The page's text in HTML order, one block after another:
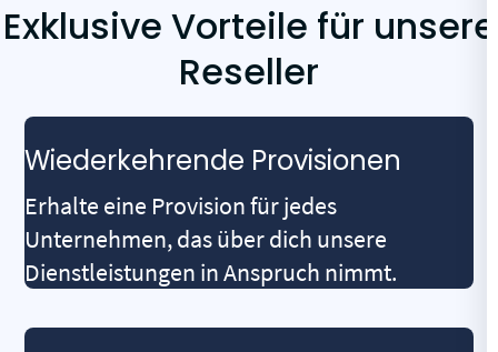
Exklusive Vorteile für unsere
Reseller
Wiederkehrende Provisionen
Erhalte eine Provision für jedes
Unternehmen, das über dich unsere
Dienstleistungen in Anspruch nimmt.